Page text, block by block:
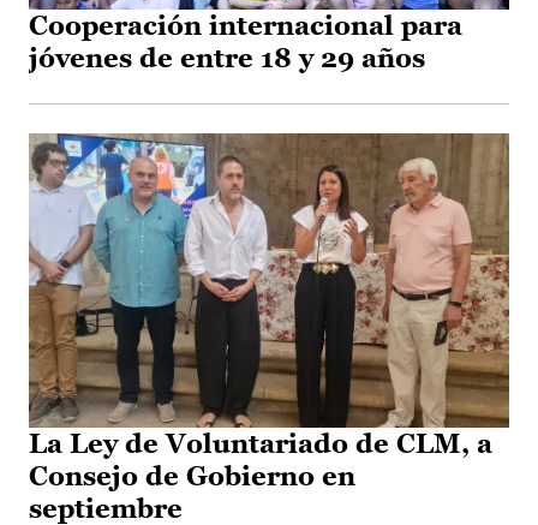
Cooperación internacional para
jóvenes de entre 18 y 29 años
La Ley de Voluntariado de CLM, a
Consejo de Gobierno en
septiembre